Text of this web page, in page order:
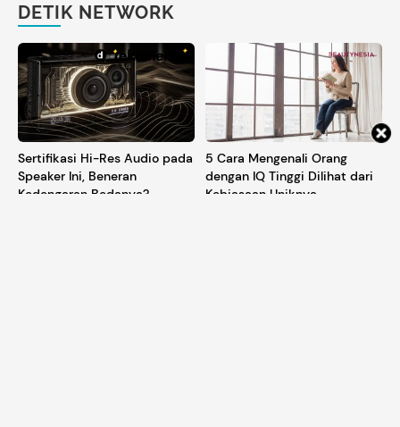
DETIK NETWORK
Sertifikasi Hi-Res Audio pada
Speaker Ini, Beneran
Kedengaran Bedanya?
5 Cara Mengenali Orang
dengan IQ Tinggi Dilihat dari
Kebiasaan Uniknya